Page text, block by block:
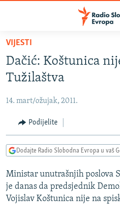
Pređite
glavni
sadržaj
na
navigaciju
Pređite
na
BOSNA I HERCEGOVINA
KOSOVO
CRNA GORA
VIDEO
FOTOGALERIJE
INFOGRAFIKE
PODCASTI
RAT U UKRAJINI
KINA NA BALKANU
VIJESTI
Dačić: Koštunica
Tužilaštva
14. mart/ožujak, 2011.
Podijelite
Dodajte Radio Slobodna Evropa u vaš
Ministar unutrašnjih poslova
je danas da predsjednik
Vojislav Koštunica nije na